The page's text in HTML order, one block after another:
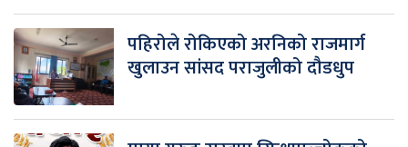
पहिरोले रोकिएको अरनिको राजमार्ग
खुलाउन सांसद पराजुलीको दौडधुप